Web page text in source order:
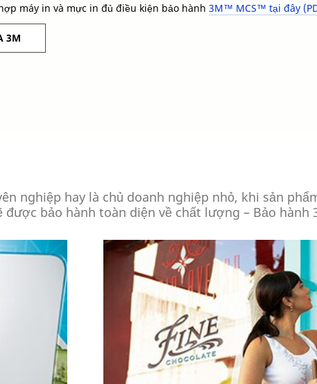
máy in và mực in đủ điều kiện bảo hành 3M™ MCS™ tại đây
3M
nghiệp hay là chủ doanh nghiệp nhỏ, khi sản
được bảo hành toàn diện về chất lượng – Bảo